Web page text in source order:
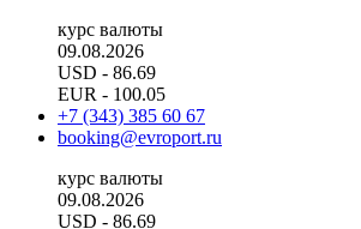
курс валюты
09.08.2026
USD - 86.69
EUR - 100.05
+7 (343) 385 60 67
booking@evroport.ru
курс валюты
09.08.2026
USD - 86.69